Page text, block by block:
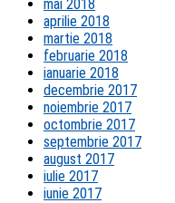
mai 2018
aprilie 2018
martie 2018
februarie 2018
ianuarie 2018
decembrie 2017
noiembrie 2017
octombrie 2017
septembrie 2017
august 2017
iulie 2017
iunie 2017